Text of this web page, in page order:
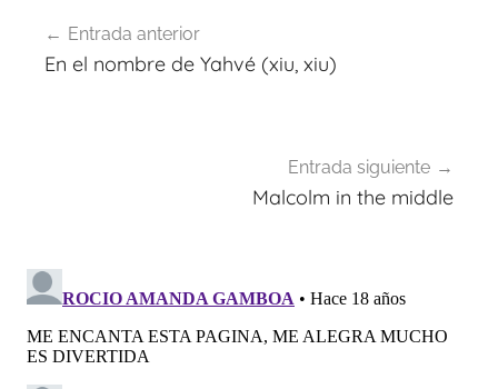
de
Entrada anterior
En el nombre de Yahvé (xiu, xiu)
Entrada siguiente
Malcolm in the middle